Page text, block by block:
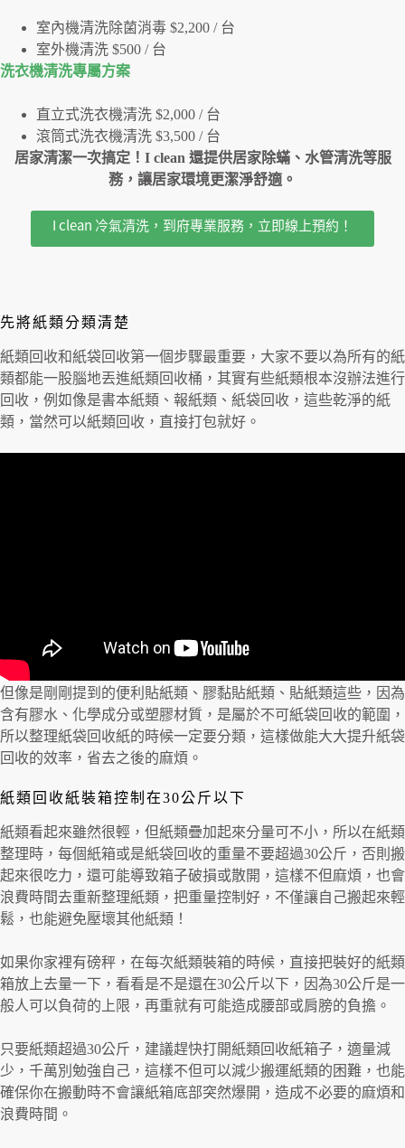
室內機清洗除菌消毒 $2,200 / 台
室外機清洗 $500 / 台
洗衣機清洗專屬⽅案
直立式洗衣機清洗 $2,000 / 台
滾筒式洗衣機清洗 $3,500 / 台
居家清潔一次搞定！I clean 還提供居家除蟎、水管清洗等服
務，讓居家環境更潔淨舒適。
I clean 冷氣清洗，到府專業服務，立即線上預約！
先將紙類分類清楚
紙類回收和紙袋回收第一個步驟最重要，大家不要以為所有的紙
類都能一股腦地丟進紙類回收桶，其實有些紙類根本沒辦法進行
回收，例如像是書本紙類、報紙類、紙袋回收，這些乾淨的紙
類，當然可以紙類回收，直接打包就好。
但像是剛剛提到的便利貼紙類、膠黏貼紙類、貼紙類這些，因為
含有膠水、化學成分或塑膠材質，是屬於不可紙袋回收的範圍，
所以整理紙袋回收紙的時候一定要分類，這樣做能大大提升紙袋
回收的效率，省去之後的麻煩。
紙類回收紙裝箱控制在30公斤以下
紙類看起來雖然很輕，但紙類疊加起來分量可不小，所以在紙類
整理時，每個紙箱或是紙袋回收的重量不要超過30公斤，否則搬
起來很吃力，還可能導致箱子破損或散開，這樣不但麻煩，也會
浪費時間去重新整理紙類，把重量控制好，不僅讓自己搬起來輕
鬆，也能避免壓壞其他紙類！
如果你家裡有磅秤，在每次紙類裝箱的時候，直接把裝好的紙類
箱放上去量一下，看看是不是還在30公斤以下，因為30公斤是一
般人可以負荷的上限，再重就有可能造成腰部或肩膀的負擔。
只要紙類超過30公斤，建議趕快打開紙類回收紙箱子，適量減
少，千萬別勉強自己，這樣不但可以減少搬運紙類的困難，也能
確保你在搬動時不會讓紙箱底部突然爆開，造成不必要的麻煩和
浪費時間。